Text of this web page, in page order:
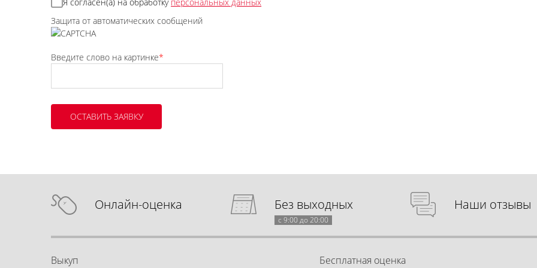
Защита от автоматических сообщений
Введите слово на картинке*
Онлайн-оценка Без выходных
с 9:00 до 20:00
Наши отзывы
Выкуп Бесплатная оценка